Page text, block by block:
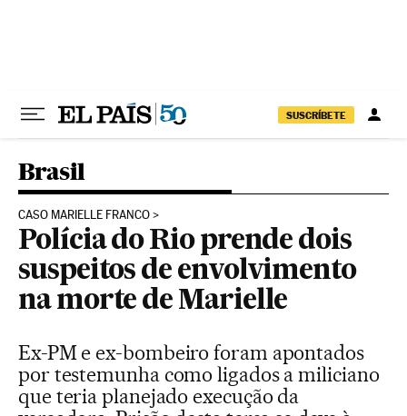
SUSCRÍBETE
Brasil
CASO MARIELLE FRANCO
Polícia do Rio prende dois
suspeitos de envolvimento
na morte de Marielle
Ex-PM e ex-bombeiro foram apontados
por testemunha como ligados a miliciano
que teria planejado execução da